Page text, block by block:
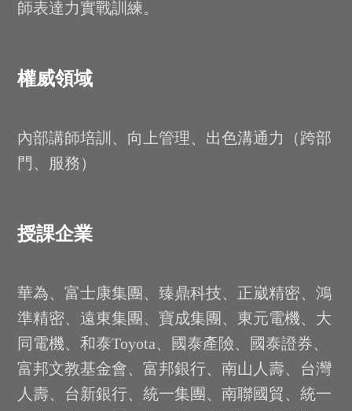
師表達力實戰訓練。
權威領域
內部講師培訓、向上管理、出色溝通力（跨部
門、服務）
授課企業
華為、富士康集團、臻鼎科技、正崴精密、鴻
準精密、遠東集團、寶成集團、東元電機、大
同電機、和泰Toyota、國泰產險、國泰證券、
富邦文教基金會、富邦銀行、南山人壽、台灣
人壽、台新銀行、統一集團、南聯國貿、統一